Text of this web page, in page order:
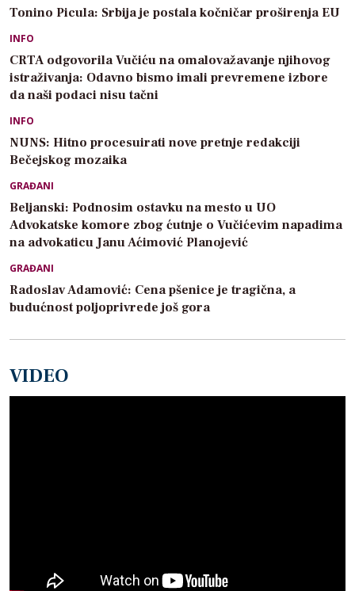
Tonino Picula: Srbija je postala kočničar proširenja EU
INFO
CRTA odgovorila Vučiću na omalovažavanje njihovog
istraživanja: Odavno bismo imali prevremene izbore
da naši podaci nisu tačni
INFO
NUNS: Hitno procesuirati nove pretnje redakciji
Bečejskog mozaika
GRAĐANI
Beljanski: Podnosim ostavku na mesto u UO
Advokatske komore zbog ćutnje o Vučićevim napadima
na advokaticu Janu Aćimović Planojević
GRAĐANI
Radoslav Adamović: Cena pšenice je tragična, a
budućnost poljoprivrede još gora
VIDEO